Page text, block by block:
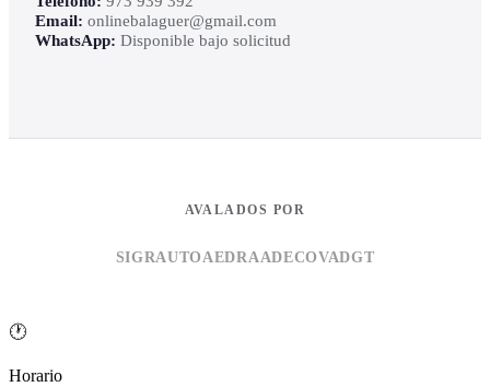
Email: onlinebalaguer@gmail.com
WhatsApp: Disponible bajo solicitud
AVALADOS POR
SIGRAUTOAEDRAADECOVADGT
🕐
Horario